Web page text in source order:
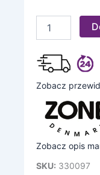
Zobacz
Zobacz opis
SKU: 330097